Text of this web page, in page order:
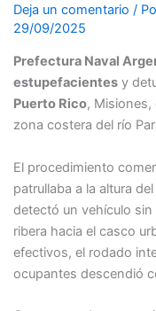
Deja un comentario /
29/09/2025
Prefectura Naval
estupefacientesy
Puerto Rico, Misiones,
zona costera del río
El procedimiento
patrullaba a la altura del
detectó un vehículo
ribera hacia el casco
efectivos, el rodado
ocupantes descendió